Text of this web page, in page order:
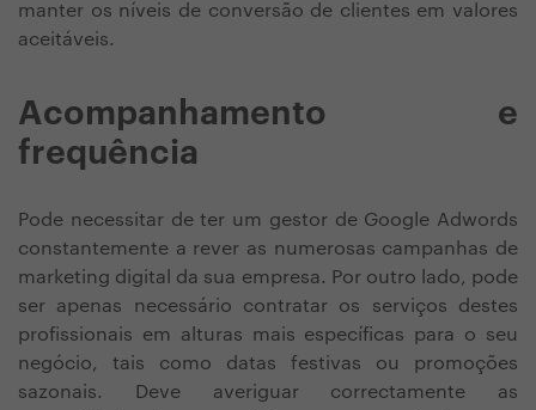
manter os níveis de conversão de clientes em valores
aceitáveis.
Acompanhamento e
frequência
Pode necessitar de ter um gestor de Google Adwords
constantemente a rever as numerosas campanhas de
marketing digital da sua empresa. Por outro lado, pode
ser apenas necessário contratar os serviços destes
profissionais em alturas mais específicas para o seu
negócio, tais como datas festivas ou promoções
sazonais. Deve averiguar correctamente as